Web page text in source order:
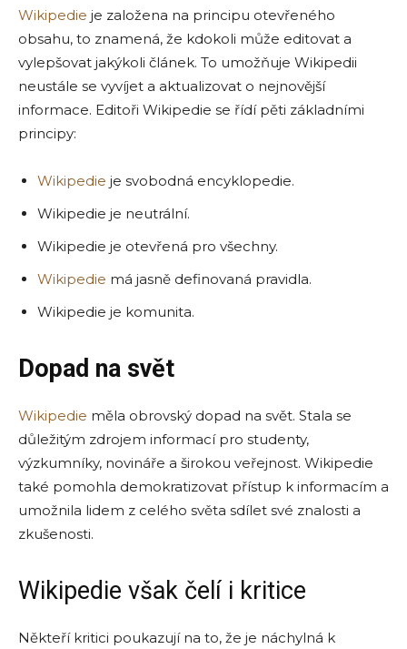
Wikipedie je založena na principu otevřeného
obsahu, to znamená, že kdokoli může editovat a
vylepšovat jakýkoli článek. To umožňuje Wikipedii
neustále se vyvíjet a aktualizovat o nejnovější
informace. Editoři Wikipedie se řídí pěti základními
principy:
Wikipedie je svobodná encyklopedie.
Wikipedie je neutrální.
Wikipedie je otevřená pro všechny.
Wikipedie má jasně definovaná pravidla.
Wikipedie je komunita.
Dopad na svět
Wikipedie měla obrovský dopad na svět. Stala se
důležitým zdrojem informací pro studenty,
výzkumníky, novináře a širokou veřejnost. Wikipedie
také pomohla demokratizovat přístup k informacím a
umožnila lidem z celého světa sdílet své znalosti a
zkušenosti.
Wikipedie však čelí i kritice
Někteří kritici poukazují na to, že je náchylná k